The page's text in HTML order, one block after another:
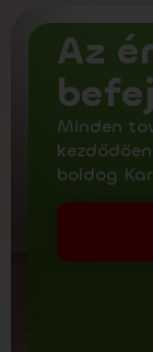
Az
Minden
boldog